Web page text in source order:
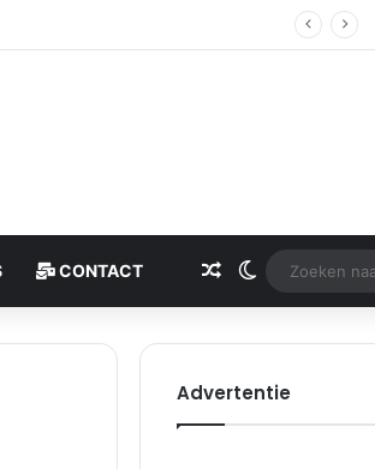
Rotterdam
CONTACT Gerelateerd artikel
Switch skin
Advertentie